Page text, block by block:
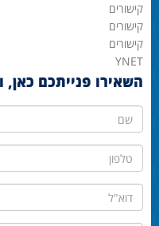
YNET
קישורים
קישורים
קישורים
השאירו פנייתכם
שם
טלפון
דוא"ל